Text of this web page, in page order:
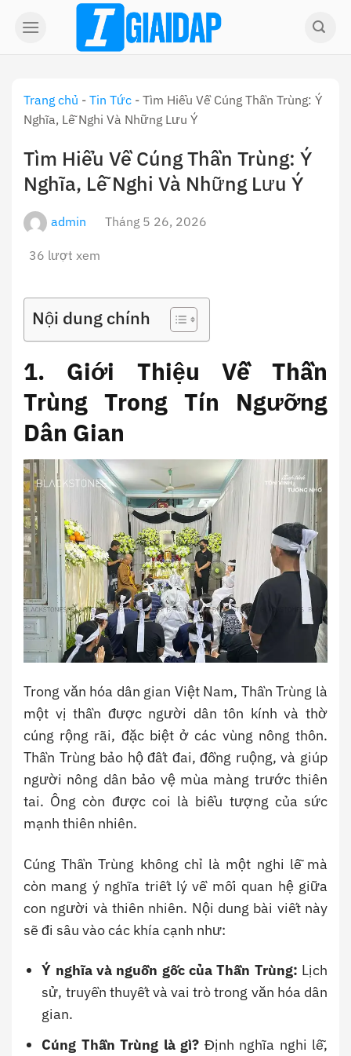
Trang chủ - Tin Tức - Tìm Hiểu Về Cúng Thần Trùng: Ý
Nghĩa, Lễ Nghi Và Những Lưu Ý
Tìm Hiểu Về Cúng Thần Trùng: Ý
Nghĩa, Lễ Nghi Và Những Lưu Ý
admin Tháng 5 26, 2026
36 lượt xem
Nội dung chính
1. Giới Thiệu Về Thần
Trùng Trong Tín Ngưỡng
Dân Gian
Trong văn hóa dân gian Việt Nam, Thần Trùng là
một vị thần được người dân tôn kính và thờ
cúng rộng rãi, đặc biệt ở các vùng nông thôn.
Thần Trùng bảo hộ đất đai, đồng ruộng, và giúp
người nông dân bảo vệ mùa màng trước thiên
tai. Ông còn được coi là biểu tượng của sức
mạnh thiên nhiên.
Cúng Thần Trùng không chỉ là một nghi lễ mà
còn mang ý nghĩa triết lý về mối quan hệ giữa
con người và thiên nhiên. Nội dung bài viết này
sẽ đi sâu vào các khía cạnh như:
Ý nghĩa và nguồn gốc của Thần Trùng: Lịch
sử, truyền thuyết và vai trò trong văn hóa dân
gian.
Cúng Thần Trùng là gì? Định nghĩa nghi lễ,